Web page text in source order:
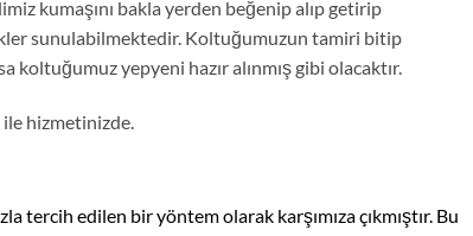
kumaşını bakla yerden beğenip alıp getirip
sunulabilmektedir. Koltuğumuzun tamiri bitip
koltuğumuz yepyeni hazır alınmış gibi olacaktır.
ile hizmetinizde.
tercih edilen bir yöntem olarak karşımıza çıkmıştır. Bu